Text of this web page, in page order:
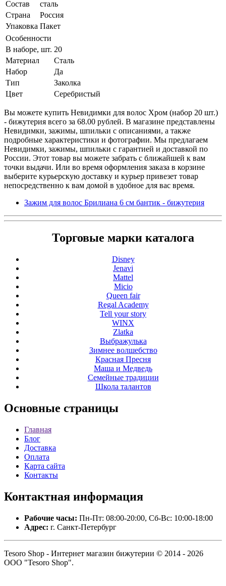
Состав
сталь
Страна
Россия
Упаковка Пакет
Особенности
В наборе, шт. 20
Материал
Сталь
Набор
Да
Тип
Заколка
Цвет
Серебристый
Вы можете купить Невидимки для волос Хром (набор 20 шт.)
- бижутерия всего за 68.00 рублей. В магазине представлены
Невидимки, зажимы, шпильки с описаниями, а также
подробные характеристики и фотографии. Мы предлагаем
Невидимки, зажимы, шпильки с гарантией и доставкой по
России. Этот товар вы можете забрать с ближайшей к вам
точки выдачи. Или во время оформления заказа в корзине
выберите курьерскую доставку и курьер привезет товар
непосредственно к вам домой в удобное для вас время.
Зажим для волос Брилиана 6 см бантик - бижутерия
Торговые марки каталога
Disney
Jenavi
Mattel
Micio
Queen fair
Regal Academy
Tell your story
WINX
Zlatka
Выбражулька
Зимнее волшебство
Красная Пресня
Маша и Медведь
Семейные традиции
Школа талантов
Основные страницы
Главная
Блог
Доставка
Оплата
Карта сайта
Контакты
Контактная информация
Рабочие часы: Пн-Пт: 08:00-20:00, Сб-Вс: 10:00-18:00
Адрес: г. Санкт-Петербург
Tesoro Shop - Интернет магазин бижутерии © 2014 - 2026
ООО "Tesoro Shop".